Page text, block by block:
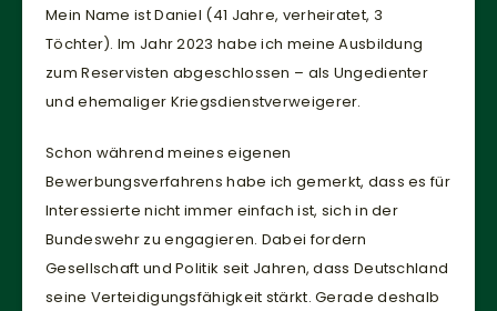
Mein Name ist Daniel (41 Jahre, verheiratet, 3
Töchter). Im Jahr 2023 habe ich meine Ausbildung
zum Reservisten abgeschlossen – als Ungedienter
und ehemaliger Kriegsdienstverweigerer.
Schon während meines eigenen
Bewerbungsverfahrens habe ich gemerkt, dass es für
Interessierte nicht immer einfach ist, sich in der
Bundeswehr zu engagieren. Dabei fordern
Gesellschaft und Politik seit Jahren, dass Deutschland
seine Verteidigungsfähigkeit stärkt. Gerade deshalb
Notwendig
Cookies
sind nicht